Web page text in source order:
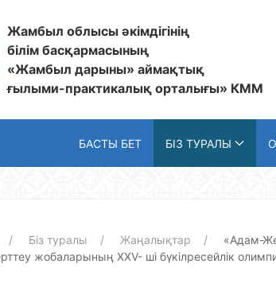
Жамбыл облысы әкімдігінің
білім басқармасының
«Жамбыл дарыны» аймақтық
ғылыми-практикалық орталығы» КММ
БАСТЫ БЕТ БІЗ ТУРАЛЫ
Біз туралы Жаңалықтар
«Адам-
жобаларының XXV- ші бүкілресейлік